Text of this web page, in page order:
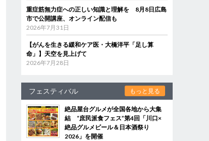
重症筋無力症への正しい知識と理解を 8月8日広島
市で公開講座、オンライン配信も
2026年7月31日
【がんを生きる緩和ケア医・大橋洋平「足し算
命」】天空を見上げて
2026年7月28日
フェスティバル もっと見る
絶品屋台グルメが全国各地から大集
結 “庶民派食フェス”第4回「川口×
絶品グルメビール＆日本酒祭り
2026」を開催